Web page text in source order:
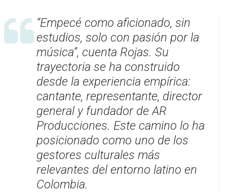
“Empecé como aficionado, sin
estudios, solo con pasión por la
música”, cuenta Rojas. Su
trayectoria se ha construido
desde la experiencia empírica:
cantante, representante, director
general y fundador de AR
Producciones. Este camino lo ha
posicionado como uno de los
gestores culturales más
relevantes del entorno latino en
Colombia.